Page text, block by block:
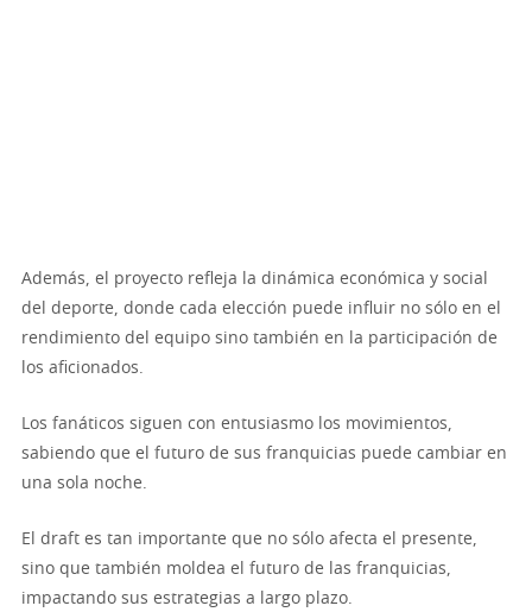
Además, el proyecto refleja la dinámica económica y social
del deporte, donde cada elección puede influir no sólo en el
rendimiento del equipo sino también en la participación de
los aficionados.
Los fanáticos siguen con entusiasmo los movimientos,
sabiendo que el futuro de sus franquicias puede cambiar en
una sola noche.
El draft es tan importante que no sólo afecta el presente,
sino que también moldea el futuro de las franquicias,
impactando sus estrategias a largo plazo.